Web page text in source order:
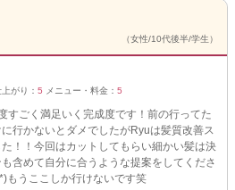
（女性/10代後半/学生）
がり： 5 メニュー・料金： 5
すごく満足いく完成度です！前の行ってた
行かないとダメでしたがRyuは髪質改善ス
！！今回はカットしてもらい細かい髪は決
含めて自分に合うような提案をしてくださ
もうここしか行けないです笑